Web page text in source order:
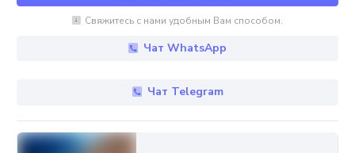
Свяжитесь с нами удобным Вам способом.
Чат WhatsApp
Чат Telegram